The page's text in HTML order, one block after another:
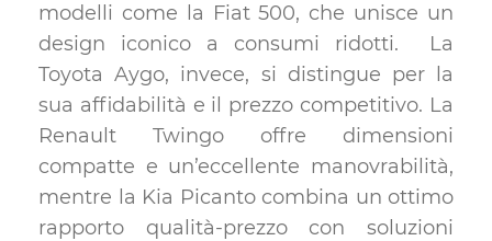
modelli come la Fiat 500, che unisce un
design iconico a consumi ridotti. La
Toyota Aygo, invece, si distingue per la
sua affidabilità e il prezzo competitivo. La
Renault Twingo offre dimensioni
compatte e un’eccellente manovrabilità,
mentre la Kia Picanto combina un ottimo
rapporto qualità-prezzo con soluzioni